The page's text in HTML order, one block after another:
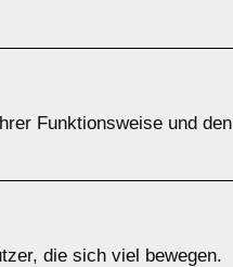
Funktionsweise und den
die sich viel bewegen.